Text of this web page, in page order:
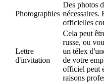
Photographies
Des photos
nécessaires.
officielles
Lettre
d'invitation
Cela peut
russe, ou
un télex
de votre
officiel peut
raisons